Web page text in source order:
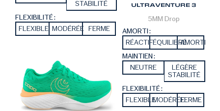
STABILITÉ
FLEXIBILITÉ :
FLEXIBLE MODÉRÉE FERME
ULTRAVENTURE 3
5MM Drop
AMORTI :
RÉACTIFÉQUILIBRÉAMORTI
MAINTIEN :
NEUTRE
LÉGÈRE
STABILITÉ
FLEXIBILITÉ :
FLEXIBLEMODÉRÉEFERME